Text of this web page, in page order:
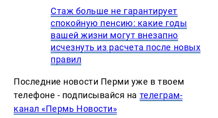
Стаж больше не гарантирует
спокойную пенсию: какие годы
вашей жизни могут внезапно
исчезнуть из расчета после новых
правил
Последние новости Перми уже в твоем
телефоне - подписывайся на телеграм-
канал «Пермь Новости»